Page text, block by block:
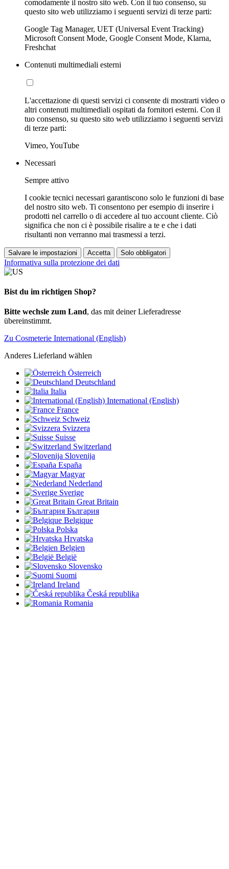
comodamente il nostro sito web. Con il tuo consenso, su
questo sito web utilizziamo i seguenti servizi di terze parti:
Google Tag Manager, UET (Universal Event Tracking)
Microsoft Consent Mode, Google Consent Mode, Klarna,
Freshchat
Contenuti multimediali esterni
L'accettazione di questi servizi ci consente di mostrarti video o
altri contenuti multimediali ospitati da fornitori esterni. Con il
tuo consenso, su questo sito web utilizziamo i seguenti servizi
di terze parti:
Vimeo, YouTube
Necessari
Sempre attivo
I cookie tecnici necessari garantiscono solo le funzioni di base
del nostro sito web. Ti consentono per esempio di inserire i
prodotti nel carrello o di accedere al tuo account cliente. Ciò
significa che non ci è possibile risalire a te e che i dati
risultanti non verranno mai trasmessi a terzi.
Salvare le impostazioni Accetta Solo obbligatori
Informativa sulla protezione dei dati
Bist du im richtigen Shop?
Bitte wechsle zum Land, das mit deiner Lieferadresse
übereinstimmt.
Zu Cosmeterie International (English)
Anderes Lieferland wählen
Österreich
Deutschland
Italia
International (English)
France
Schweiz
Svizzera
Suisse
Switzerland
Slovenija
España
Magyar
Nederland
Sverige
Great Britain
България
Belgique
Polska
Hrvatska
Belgien
België
Slovensko
Suomi
Ireland
Česká republika
Romania